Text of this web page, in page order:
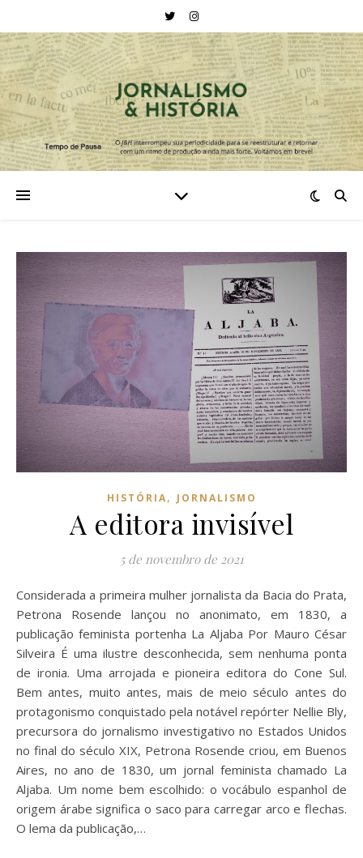
HISTÓRIA, JORNALISMO
A editora invisível
5 de novembro de 2021
Considerada a primeira mulher jornalista da Bacia do Prata,
Petrona Rosende lançou no anonimato, em 1830, a
publicação feminista portenha La Aljaba Por Mauro César
Silveira É uma ilustre desconhecida, sem nenhuma ponta
de ironia. Uma arrojada e pioneira editora do Cone Sul.
Bem antes, muito antes, mais de meio século antes do
protagonismo conquistado pela notável repórter Nellie Bly,
precursora do jornalismo investigativo no Estados Unidos
no final do século XIX, Petrona Rosende criou, em Buenos
Aires, no ano de 1830, um jornal feminista chamado La
Aljaba. Um nome bem escolhido: o vocábulo espanhol de
origem árabe significa o saco para carregar arco e flechas.
O lema da publicação,…